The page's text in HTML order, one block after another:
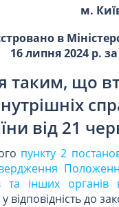
м.
в
16 липня 2024 р.
таким, що
від 21
пункту 2
та інших органів
до